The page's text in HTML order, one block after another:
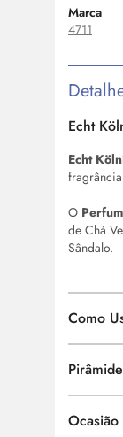
Marca
4711
Echt
Echt
O
de Chá
Sândalo.
Como
Ocasião